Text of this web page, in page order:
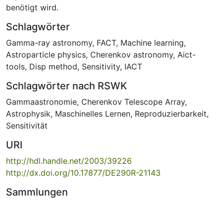
benötigt wird.
Schlagwörter
Gamma-ray astronomy, FACT, Machine learning,
Astroparticle physics, Cherenkov astronomy, Aict-
tools, Disp method, Sensitivity, IACT
Schlagwörter nach RSWK
Gammaastronomie, Cherenkov Telescope Array,
Astrophysik, Maschinelles Lernen, Reproduzierbarkeit,
Sensitivität
URI
http://hdl.handle.net/2003/39226
http://dx.doi.org/10.17877/DE290R-21143
Sammlungen